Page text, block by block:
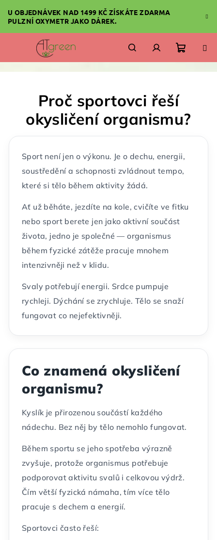
obsah
U OBJEDNÁVEK NAD 1499 KČ ZÍSKÁTE ZDARMA
PULZNÍ OXYMETR JAKO DÁREK.
HledatPřihlášeníNákupní
Proč sportovci řeší
okysličení organismu?
Sport není jen o výkonu. Je o dechu, energii,
soustředění a schopnosti zvládnout tempo,
které si tělo během aktivity žádá.
Ať už běháte, jezdíte na kole, cvičíte ve fitku
nebo sport berete jen jako aktivní součást
života, jedno je společné — organismus
během fyzické zátěže pracuje mnohem
intenzivněji než v klidu.
Svaly potřebují energii. Srdce pumpuje
rychleji. Dýchání se zrychluje. Tělo se snaží
fungovat co nejefektivněji.
Co znamená okysličení
organismu?
Kyslík je přirozenou součástí každého
nádechu. Bez něj by tělo nemohlo fungovat.
Během sportu se jeho spotřeba výrazně
zvyšuje, protože organismus potřebuje
podporovat aktivitu svalů i celkovou výdrž.
Čím větší fyzická námaha, tím více tělo
pracuje s dechem a energií.
Sportovci často řeší: